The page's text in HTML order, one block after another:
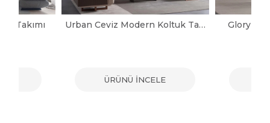
Takımı Urban Ceviz Modern Koltuk Takımı
ÜRÜNÜ İNCELE
Glory